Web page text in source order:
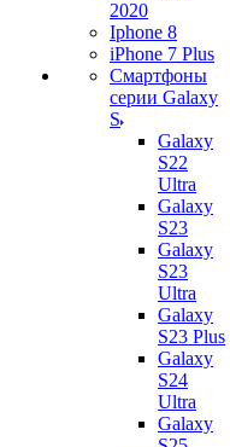
2020
Iphone 8
iPhone 7 Plus
Смартфоны
серии Galaxy
S
Galaxy
S22
Ultra
Galaxy
S23
Galaxy
S23
Ultra
Galaxy
S23 Plus
Galaxy
S24
Ultra
Galaxy